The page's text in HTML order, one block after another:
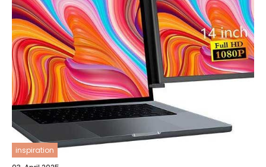
inspiration